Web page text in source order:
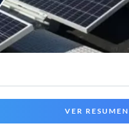
VER RESUMEN